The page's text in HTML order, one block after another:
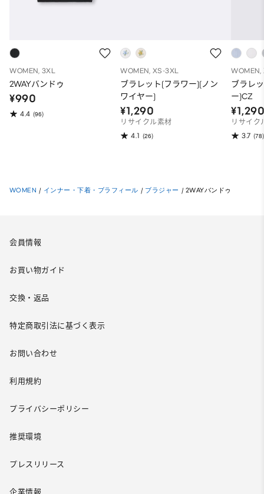
WOMEN, 3XL
2WAYバンドゥ
¥990
4.4 (96)
WOMEN, XS-3XL
ブラレット(フラワー)(ノン
ワイヤー)
¥1,290
リサイクル素材
4.1 (26)
WOMEN,
ブラレ
ー)CZ
リサイク
3.7 (78)
WOMEN / インナー・下着・ブラフィール / ブラジャー / 2WAYバンドゥ
会員情報
お買い物ガイド
交換・返品
特定商取引法に基づく表示
お問い合わせ
利用規約
プライバシーポリシー
推奨環境
プレスリリース
企業情報